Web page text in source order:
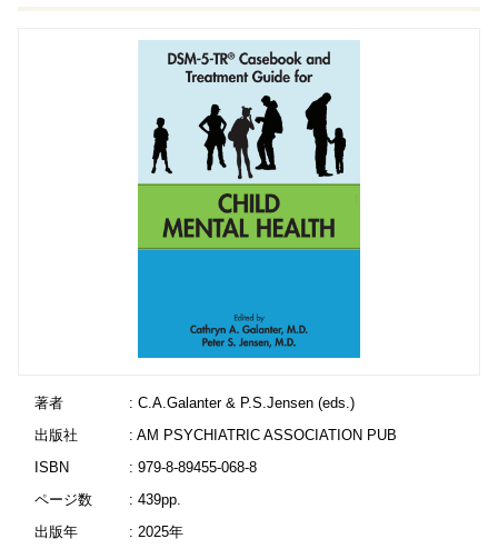
著者
: C.A.Galanter & P.S.Jensen (eds.)
出版社
: AM PSYCHIATRIC ASSOCIATION PUB
ISBN
: 979-8-89455-068-8
ページ数
: 439pp.
出版年
: 2025年